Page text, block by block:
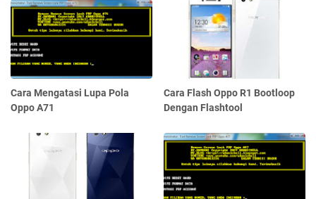
Cara Mengatasi Lupa Pola
Oppo A71
Cara Flash Oppo R1 Bootloop
Dengan Flashtool